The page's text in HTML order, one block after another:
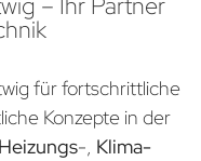
für fortschrittliche
Konzepte in der
Heizungs-, Klima-